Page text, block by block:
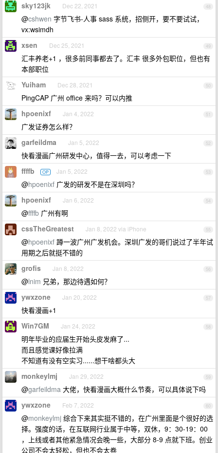
48
sky123jk Dec 22, 2021
@cshwen 字节飞书-人事 sass 系统，招侧开，要不要试试，
vx:wsimdh
49
xsen Dec 25, 2021
汇丰养老+1 ，很多前同事都去了。汇丰 很多外包职位，但也有
本部职位
50
Yuiham Dec 28, 2021
PingCAP 广州 office 来吗？可以内推
51
hpoenixf Jan 4, 2022
广发证券怎么样？
52
garfeildma Jan 5, 2022
快看漫画广州研发中心，值得一去，可以考虑一下
53
ffffb OP Jan 5, 2022
@hpoenixf 广发的研发不是在深圳吗？
54
hpoenixf Jan 6, 2022
@ffffb 广州有啊
55
cssTheGreatest Jan 8, 2022 via iPhone
@hpoenixf 蹲一波广州广发机会。深圳广发的哥们说过了半年试
用期之后就挺不错的
56
grofis Jan 8, 2022
@lnim 兄弟，那边待遇如何？
57
ywxzone Jan 20, 2022
快看漫画+1
58
Win7GM Jan 24, 2022
明年毕业的应届生开始头皮发麻了...
而且感觉课好像拉满
不知道有没有空实习......想干啥都头大
59
monkeylmj Jan 29, 2022
@garfeildma 大佬，快看漫画大概什么节奏，可以具体说下吗
60
ywxzone Feb 7, 2022
@monkeylmj 综合下来其实挺不错的，在广州里面是个很好的选
择。强度的话，在互联网行业属于中等，双休，9：30-19：00
，上线或者其他紧急情况会晚一些，大部分 8-9 点就下班。创业
公司不会太轻松，但也不会太卷